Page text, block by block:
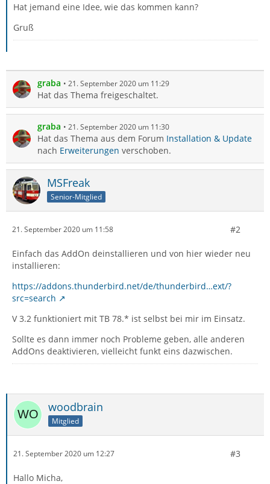
Hat jemand eine Idee, wie das kommen kann?
Gruß
graba 21. September 2020 um 11:29
Hat das Thema freigeschaltet.
graba 21. September 2020 um 11:30
Hat das Thema aus dem Forum Installation & Update
nach Erweiterungen verschoben.
MSFreak
Senior-Mitglied
21. September 2020 um 11:58 #2
Einfach das AddOn deinstallieren und von hier wieder neu
installieren:
https://addons.thunderbird.net/de/thunderbird…ext/?
src=search
V 3.2 funktioniert mit TB 78.* ist selbst bei mir im Einsatz.
Sollte es dann immer noch Probleme geben, alle anderen
AddOns deaktivieren, vielleicht funkt eins dazwischen.
woodbrain
Mitglied
21. September 2020 um 12:27 #3
Hallo Micha,